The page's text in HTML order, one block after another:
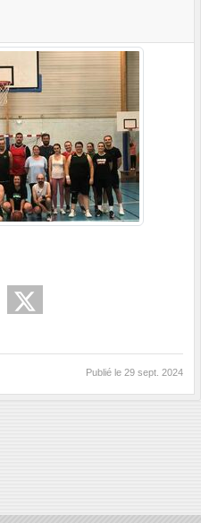
Publié le 29 sept. 2024